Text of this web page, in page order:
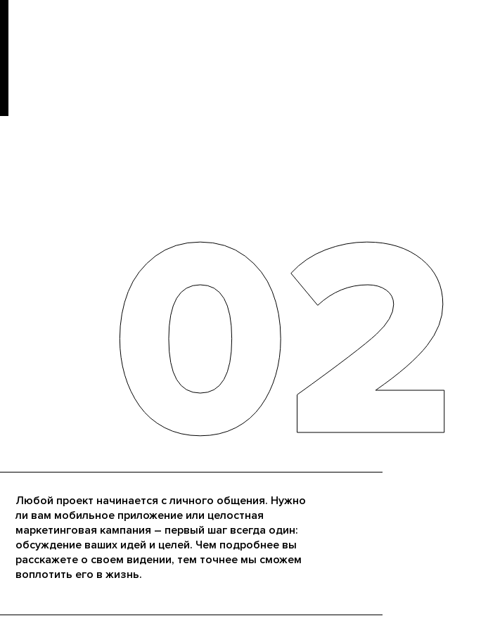
02
02
Любой проект начинается с личного общения. Нужно
ли вам мобильное приложение или целостная
маркетинговая кампания – первый шаг всегда один:
обсуждение ваших идей и целей. Чем подробнее вы
расскажете о своем видении, тем точнее мы сможем
воплотить его в жизнь.